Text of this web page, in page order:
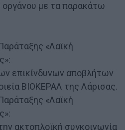
με τα παρακάτω
«Λαϊκή
επικίνδυνων αποβλήτων
ΒΙΟΚΕΡΑΛ της Λάρισας.
«Λαϊκή
ακτοπλοϊκή συγκοινωνία